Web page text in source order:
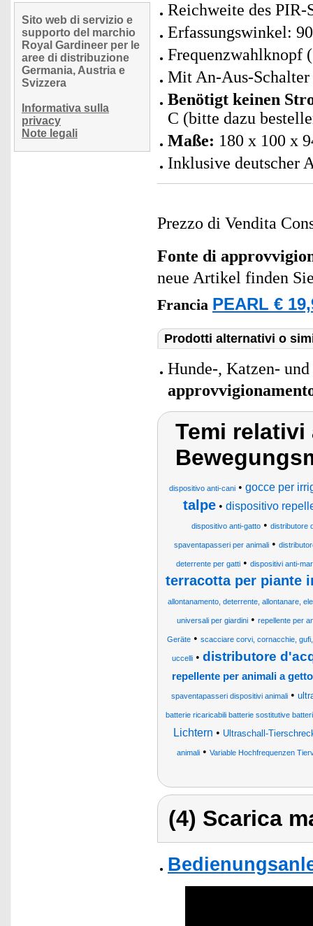
Sito web di servizio e
supporto del marchio
Royal Gardineer per le
aree di distribuzione
Germania, Austria e
Svizzera
Informativa sulla
privacy
Note legali
Reichweite des PIR-
Erfassungswinkel:
Frequenzwahlknopf
Mit An-Aus-Schalter
Benötigt keinen
C (bitte dazu
Maße: 180 x 100 x
Inklusive deutscher
Prezzo di Vendita
Fonte di
neue Artikel finden
Francia PEARL €
Prodotti alternativi o
Hunde-, Katzen-
Temi
dispositivo anti-cani• gocce per
talpe • dispositivo
dispositivo anti-gatto• distributore
spaventapasseri per animali •
deterrente per gatti• dispositivi anti-
terracotta per piante
allontanamento, deterrente, allontanare,
universali per giardini• repellente per
Geräte • scacciare corvi, cornacchie,
uccelli • distributore
repellente per animali a
spaventapasseri dispositivi animali •
batterie ricaricabili batterie sostitutive
Lichtern • Ultraschall-
animali• Variable Hochfrequenzen
(4) Scarica